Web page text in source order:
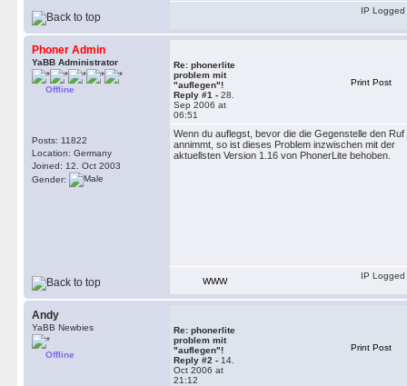
IP Logged
Phoner Admin
YaBB Administrator
Offline
Posts: 11822
Location: Germany
Joined: 12. Oct 2003
Gender:
Re: phonerlite
problem mit
"auflegen"!
Reply #1 - 28.
Sep 2006 at
06:51
Print Post
Wenn du auflegst, bevor die die Gegenstelle den Ruf
annimmt, so ist dieses Problem inzwischen mit der
aktuellsten Version 1.16 von PhonerLite behoben.
WWW
IP Logged
Andy
YaBB Newbies
Offline
Re: phonerlite
problem mit
"auflegen"!
Reply #2 - 14.
Oct 2006 at
21:12
Print Post